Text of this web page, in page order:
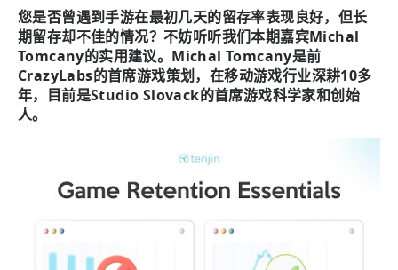
您是否曾遇到手游在最初几天的留存率表现良好，但长
期留存却不佳的情况？不妨听听我们本期嘉宾Michal
Tomcany的实用建议。Michal Tomcany是前
CrazyLabs的首席游戏策划，在移动游戏行业深耕10多
年，目前是Studio Slovack的首席游戏科学家和创始
人。